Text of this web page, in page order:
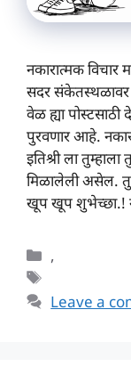
नकारात्मक विचार
सदर संकेतस्थळावर
वेळ ह्या पोस्टसाठी
पुरवणार आहे.
इतिश्री ला तुम्हाला
मिळालेली असेल.
खूप खूप शुभेच्छा.!
Categories
,
Leave a